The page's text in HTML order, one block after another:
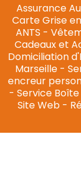
Assurance
Carte Grise
ANTS -
Cadeaux et
Domiciliation
Marseille-
encreur
- Service
Site Web-